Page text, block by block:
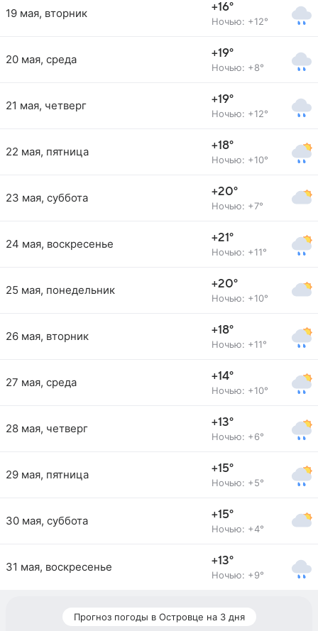
19 мая, вторник +16°
Ночью: +12°
20 мая, среда +19°
Ночью: +8°
21 мая, четверг +19°
Ночью: +12°
22 мая, пятница +18°
Ночью: +10°
23 мая, суббота +20°
Ночью: +7°
24 мая, воскресенье +21°
Ночью: +11°
25 мая, понедельник +20°
Ночью: +10°
26 мая, вторник +18°
Ночью: +11°
27 мая, среда +14°
Ночью: +10°
28 мая, четверг +13°
Ночью: +6°
29 мая, пятница +15°
Ночью: +5°
30 мая, суббота +15°
Ночью: +4°
31 мая, воскресенье +13°
Ночью: +9°
Прогноз погоды в Островце на 3 дня